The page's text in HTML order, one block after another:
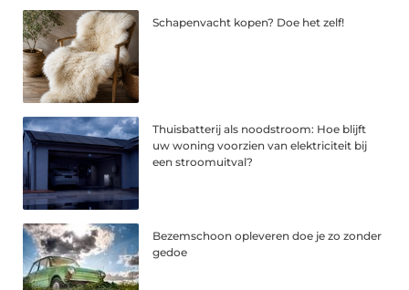
Schapenvacht kopen? Doe het zelf!
Thuisbatterij als noodstroom: Hoe blijft
uw woning voorzien van elektriciteit bij
een stroomuitval?
Bezemschoon opleveren doe je zo zonder
gedoe